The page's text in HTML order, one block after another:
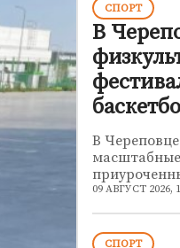
СПОРТ
В
В
09 АВГУСТ 2026,
СПОРТ